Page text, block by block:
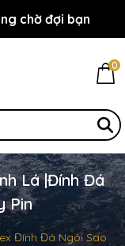
chờ đợi bạn
0
Lá |Đính Đá
Pin
Đính Đá Ngôi Sao